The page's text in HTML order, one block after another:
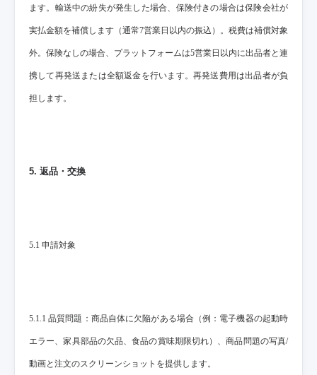
ます。輸送中の紛失が発生した場合、保険付きの場合は保険会社が
実払金額を補償します（通常7営業日以内の振込）。税費は補償対象
外。保険なしの場合、プラットフォームは5営業日以内に出品者と連
携して再発送または全額返金を行います。再発送費用は出品者が負
担します。
5. 返品・交換
5.1 申請対象
5.1.1 品質問題：商品自体に欠陥がある場合（例：電子機器の起動時
エラー、家具部品の欠品、食品の賞味期限切れ）、商品問題の写真/
動画と注文のスクリーンショットを提供します。